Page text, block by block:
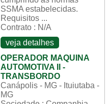
SSMA estabelecidas.
Requisitos ...
Contrato : N/A
veja detalhes
OPERADOR MAQUINA
AUTOMOTIVA II -
TRANSBORDO
Canápolis - MG - Ituiutaba -
MG